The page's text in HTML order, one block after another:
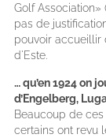
Golf Association»
pas de
pouvoir accueillir
d'Este.
… qu’en 1924 on
d’Engelberg,
Beaucoup de
certains ont revu